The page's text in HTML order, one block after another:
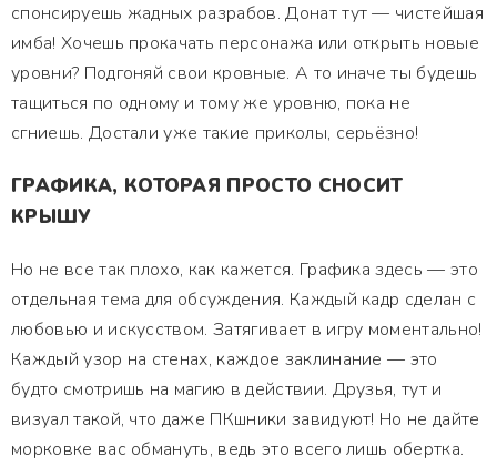
спонсируешь жадных разрабов. Донат тут — чистейшая
имба! Хочешь прокачать персонажа или открыть новые
уровни? Подгоняй свои кровные. А то иначе ты будешь
тащиться по одному и тому же уровню, пока не
сгниешь. Достали уже такие приколы, серьёзно!
ГРАФИКА, КОТОРАЯ ПРОСТО СНОСИТ
КРЫШУ
Но не все так плохо, как кажется. Графика здесь — это
отдельная тема для обсуждения. Каждый кадр сделан с
любовью и искусством. Затягивает в игру моментально!
Каждый узор на стенах, каждое заклинание — это
будто смотришь на магию в действии. Друзья, тут и
визуал такой, что даже ПКшники завидуют! Но не дайте
морковке вас обмануть, ведь это всего лишь обертка.